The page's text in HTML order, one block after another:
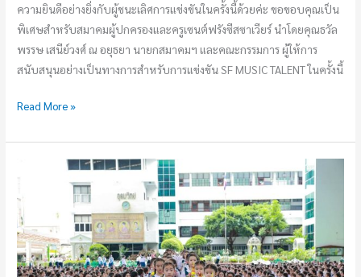
ความยินดีอย่างยิ่งกับผู้ชนะเลิศการแข่งขันในครั้งนี้ด้วยค่ะ ขอขอบคุณเป็น
พิเศษสำหรับสมาคมผู้ปกครองและครูเซนต์ฟรังซีสซาเวียร์ นำโดยคุณธวัล
พรรษ เสนีย์วงศ์ ณ อยุธยา นายกสมาคมฯ และคณะกรรมการ ผู้ให้การ
สนับสนุนอย่างเป็นทางการสำหรับการแข่งขัน SF MUSIC TALENT ในครั้งนี้
Read More »
บูชา
ครู
ผู้
หว่าน